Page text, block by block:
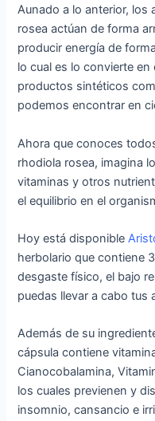
Aunado a lo anterior, los
rosea actúan de forma
producir energía de
lo cual es lo convierte
productos sintéticos
podemos encontrar en
Ahora que conoces
rhodiola rosea, imagina
vitaminas y otros
el equilibrio en el
Hoy está disponible
herbolario que contiene
desgaste físico, el bajo
puedas llevar a cabo tus
Además de su
cápsula contiene
Cianocobalamina,
los cuales previenen y
insomnio, cansancio e